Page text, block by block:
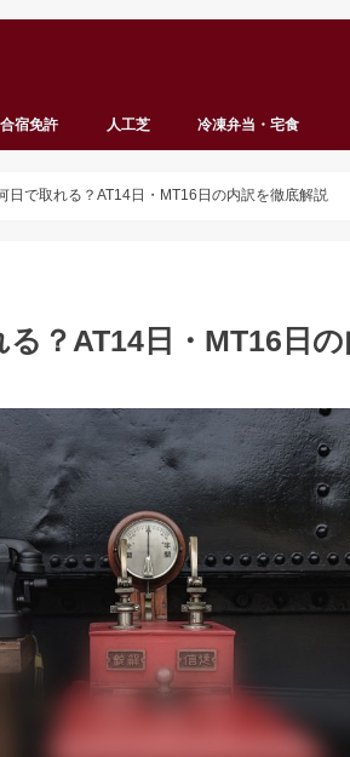
合宿免許 人工芝 冷凍弁当・宅食
日で取れる？AT14日・MT16日の内訳を徹底解説
？AT14日・MT16日